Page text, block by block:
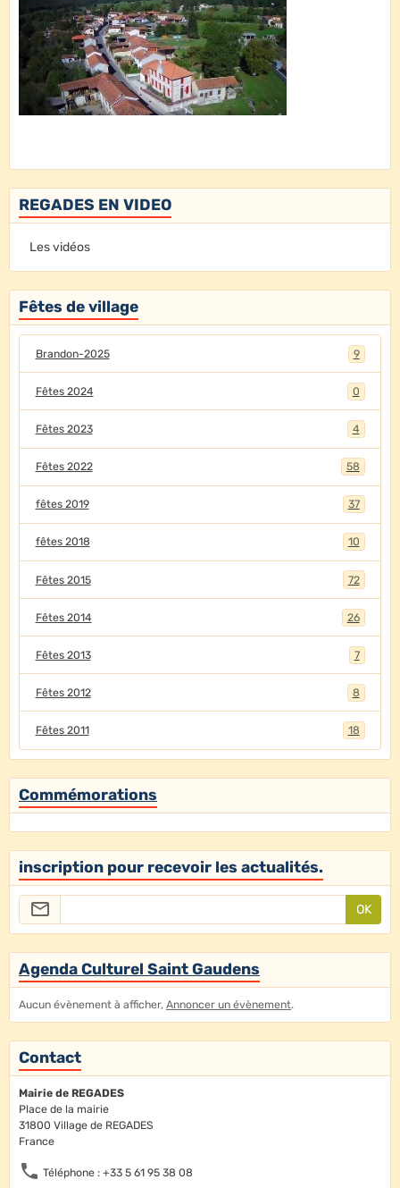
REGADES EN VIDEO
Les vidéos
Fêtes de village
Brandon-2025 9
Fêtes 2024 0
Fêtes 2023 4
Fêtes 2022 58
fêtes 2019 37
fêtes 2018 10
Fêtes 2015 72
Fêtes 2014 26
Fêtes 2013 7
Fêtes 2012 8
Fêtes 2011 18
Commémorations
inscription pour recevoir les actualités.
OK
Agenda Culturel Saint Gaudens
Aucun évènement à afficher, Annoncer un évènement.
Contact
Mairie de REGADES
Place de la mairie
31800 Village de REGADES
France
Téléphone : +33 5 61 95 38 08